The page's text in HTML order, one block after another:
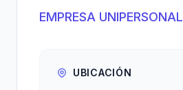
EMPRESA UNIPERSONAL
UBICACIÓN